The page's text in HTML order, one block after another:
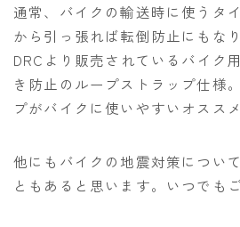
通常、バイクの輸送時に使うタ
から引っ張れば転倒防止にもなり
DRCより販売されているバイク
き防止のループストラップ仕様
プがバイクに使いやすいオスス
他にもバイクの地震対策につい
ともあると思います。いつでも